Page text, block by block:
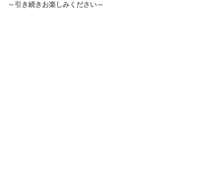
～引き続きお楽しみください～